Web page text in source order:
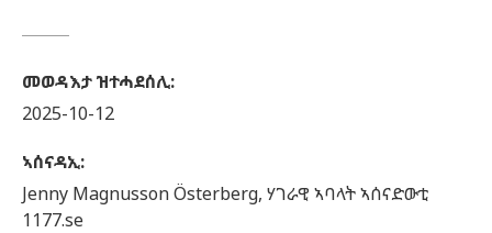
መወዳእታ ዝተሓደሰሊ:
2025-10-12
ኣሰናዳኢ:
Jenny Magnusson Österberg, ሃገራዊ ኣባላት ኣሰናድውቲ
1177.se